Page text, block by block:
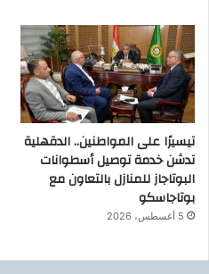
تيسيرًا على المواطنين.. الدقهلية
تدشن خدمة توصيل أسطوانات
البوتاجاز للمنازل بالتعاون مع
بوتاجاسكو
5 أغسطس، 2026